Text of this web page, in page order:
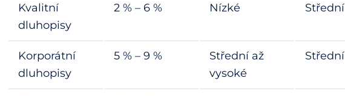
Kvalitní
dluhopisy
2 % – 6 % Nízké Střední
Korporátní
dluhopisy
5 % – 9 %
Střední až
vysoké
Střední